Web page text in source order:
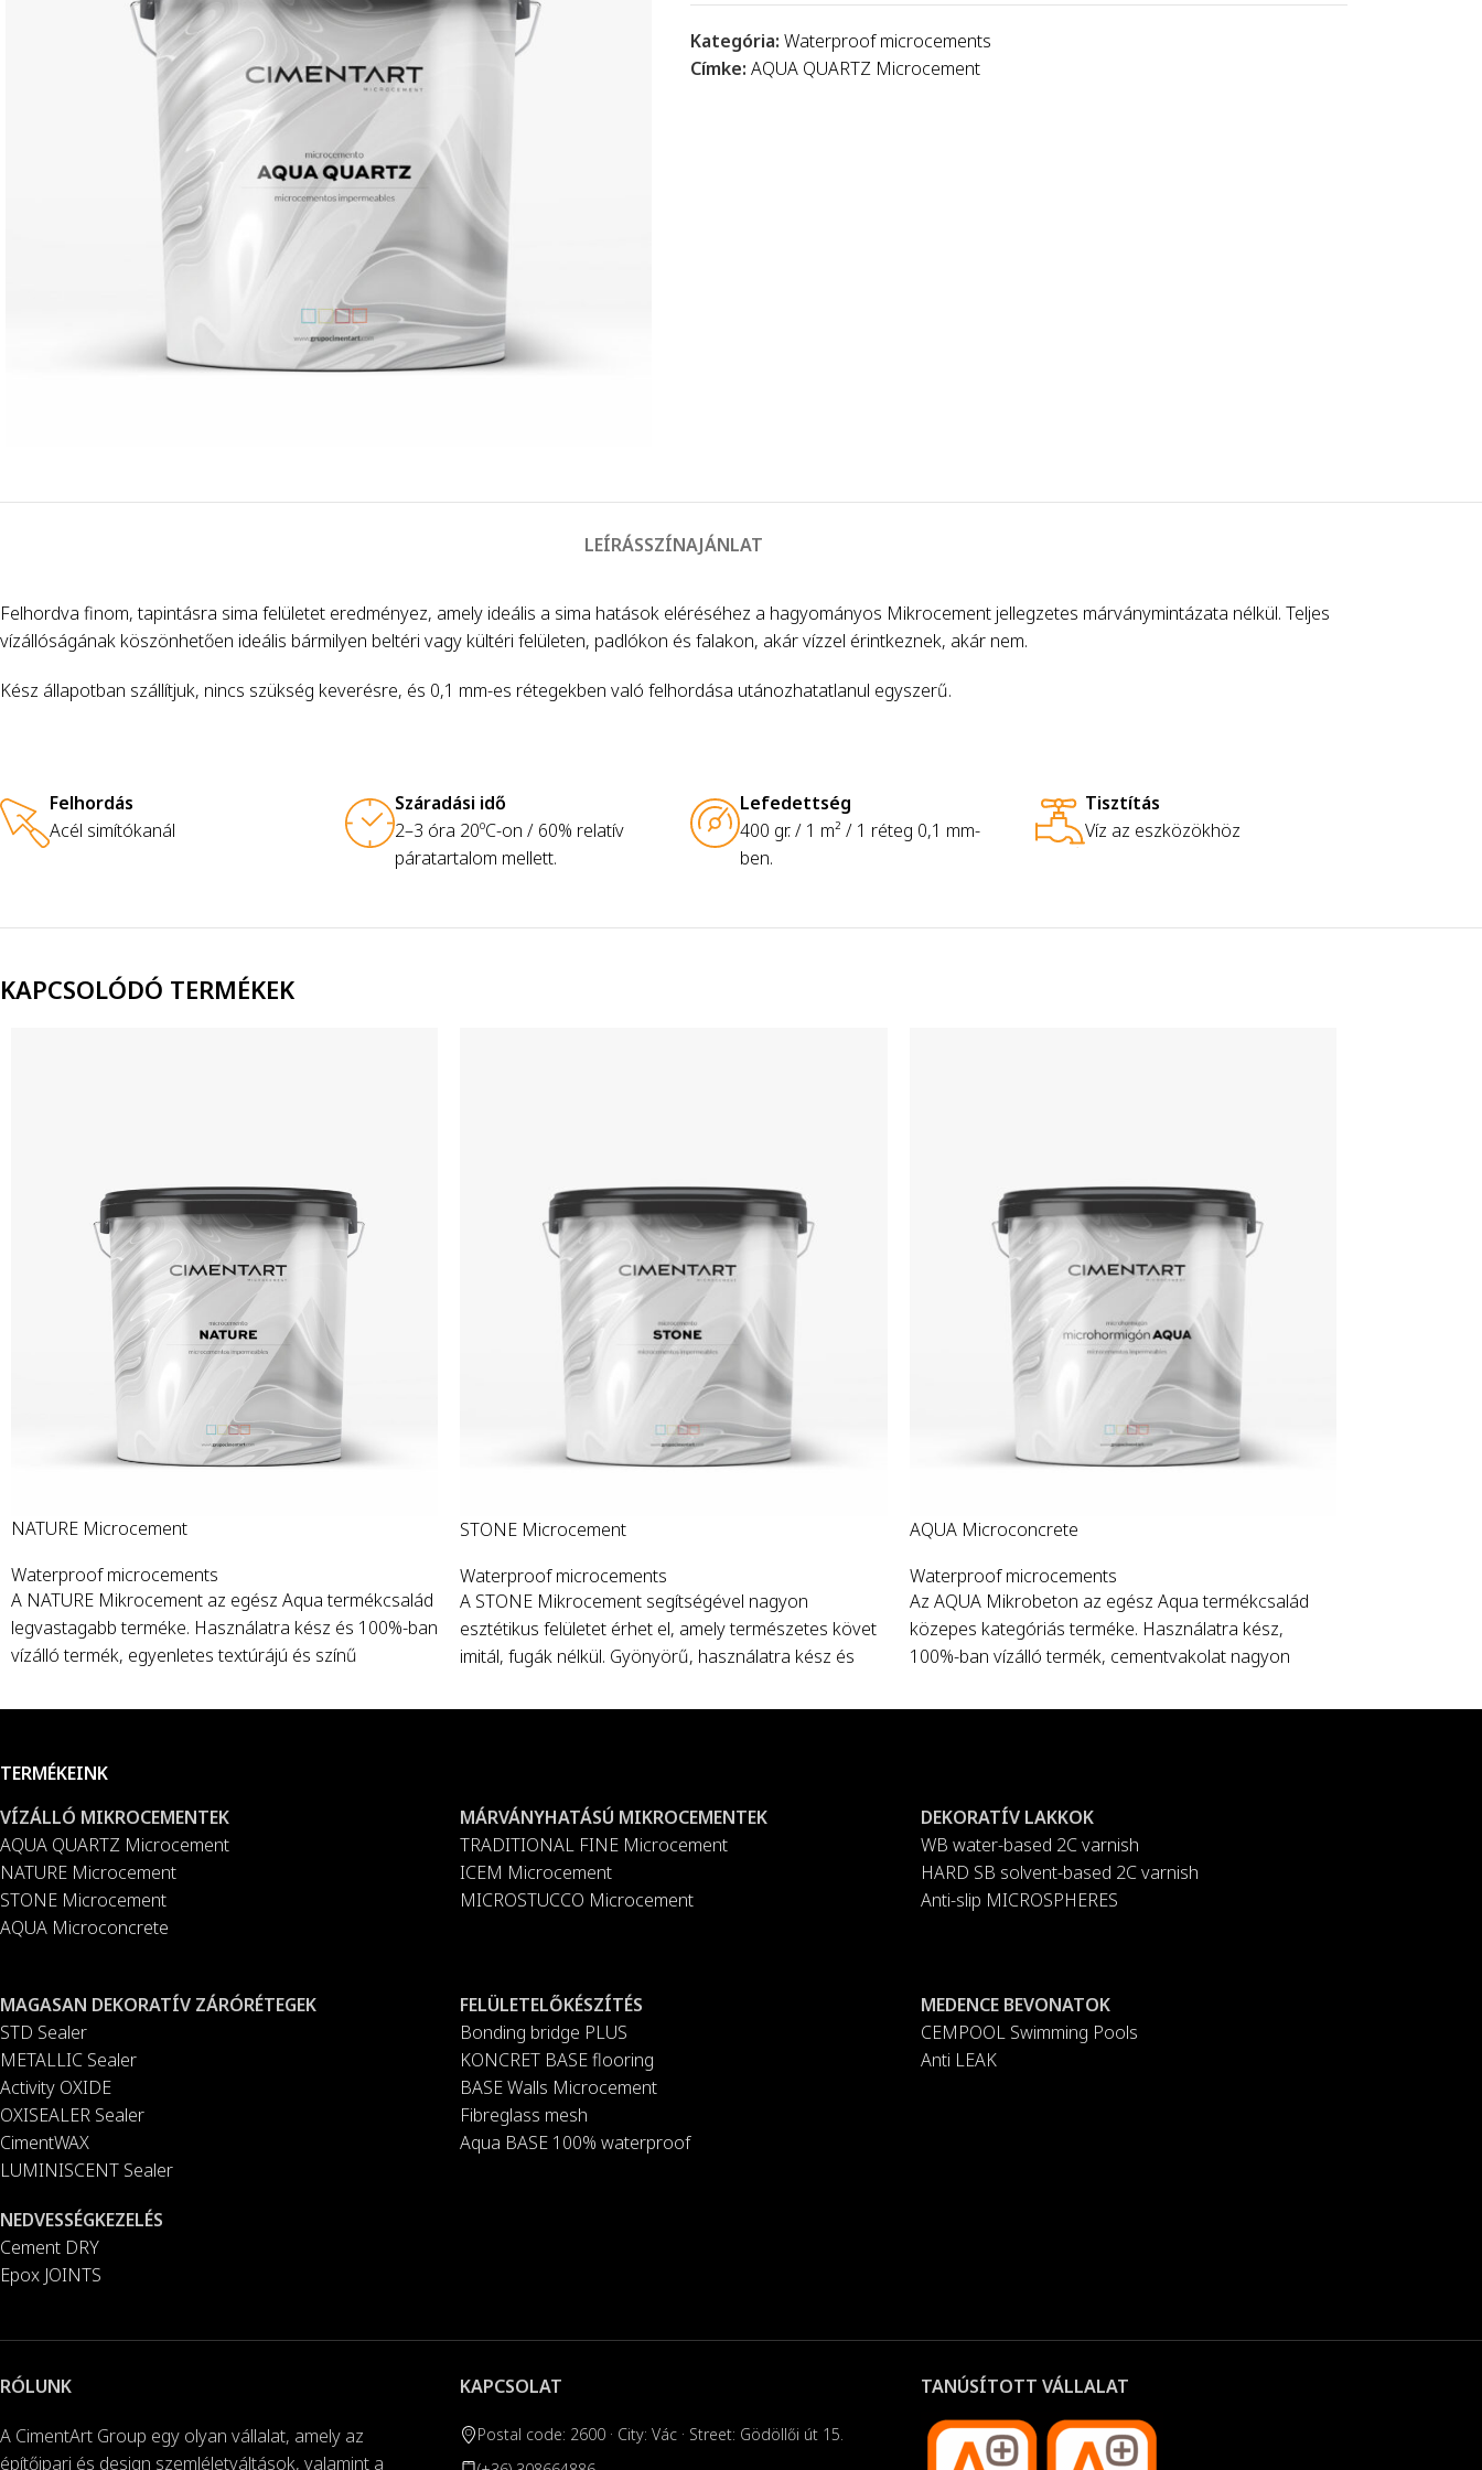
Kategória: Waterproof microcements
Címke: AQUA QUARTZ Microcement
LEÍRÁSSZÍNAJÁNLAT
Felhordva finom, tapintásra sima felületet eredményez, amely ideális a sima hatások eléréséhez a hagyományos Mikrocement jellegzetes márványmintázata nélkül. Teljes
vízállóságának köszönhetően ideális bármilyen beltéri vagy kültéri felületen, padlókon és falakon, akár vízzel érintkeznek, akár nem.
Kész állapotban szállítjuk, nincs szükség keverésre, és 0,1 mm-es rétegekben való felhordása utánozhatatlanul egyszerű.
Felhordás
Acél simítókanál
Száradási idő
2–3 óra 20ºC-on / 60% relatív
páratartalom mellett.
Lefedettség
400 gr. / 1 m² / 1 réteg 0,1 mm-
ben.
Tisztítás
Víz az eszközökhöz
KAPCSOLÓDÓ TERMÉKEK
NATURE Microcement
Waterproof microcements
A NATURE Mikrocement az egész Aqua termékcsalád
legvastagabb terméke. Használatra kész és 100%-ban
vízálló termék, egyenletes textúrájú és színű
választható a színkártyánkról.Vödrök: 5 kg és 20 kg.
STONE Microcement
Waterproof microcements
A STONE Mikrocement segítségével nagyon
esztétikus felületet érhet el, amely természetes követ
imitál, fugák nélkül. Gyönyörű, használatra kész és
kültéri falra vagy mennyezetre felhordható. 35 színben
AQUA Microconcrete
Waterproof microcements
Az AQUA Mikrobeton az egész Aqua termékcsalád
közepes kategóriás terméke. Használatra kész,
100%-ban vízálló termék, cementvakolat nagyon
20 különböző szín közül választható a színkártyánkról.
TERMÉKEINK
VÍZÁLLÓ MIKROCEMENTEK
AQUA QUARTZ Microcement
NATURE Microcement
STONE Microcement
AQUA Microconcrete
MÁRVÁNYHATÁSÚ MIKROCEMENTEK
TRADITIONAL FINE Microcement
ICEM Microcement
MICROSTUCCO Microcement
DEKORATÍV LAKKOK
WB water-based 2C varnish
HARD SB solvent-based 2C varnish
Anti-slip MICROSPHERES
MAGASAN DEKORATÍV ZÁRÓRÉTEGEK
STD Sealer
METALLIC Sealer
Activity OXIDE
OXISEALER Sealer
CimentWAX
LUMINISCENT Sealer
NEDVESSÉGKEZELÉS
Cement DRY
Epox JOINTS
FELÜLETELŐKÉSZÍTÉS
Bonding bridge PLUS
KONCRET BASE flooring
BASE Walls Microcement
Fibreglass mesh
Aqua BASE 100% waterproof
MEDENCE BEVONATOK
CEMPOOL Swimming Pools
Anti LEAK
RÓLUNK
A CimentArt Group egy olyan vállalat, amely az
építőipari és design szemléletváltások, valamint a
KAPCSOLAT
Postal code: 2600 · City: Vác · Street: Gödöllői út 15.
TANÚSÍTOTT VÁLLALAT